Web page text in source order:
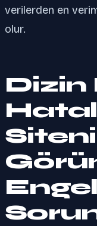
verilerden en
olur.
Dizin